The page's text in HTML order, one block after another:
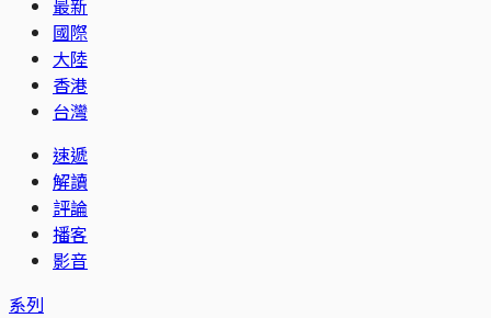
最新
國際
大陸
香港
台灣
速遞
解讀
評論
播客
影音
系列